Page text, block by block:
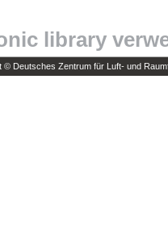
library
Deutsches Zentrum für Luft- und